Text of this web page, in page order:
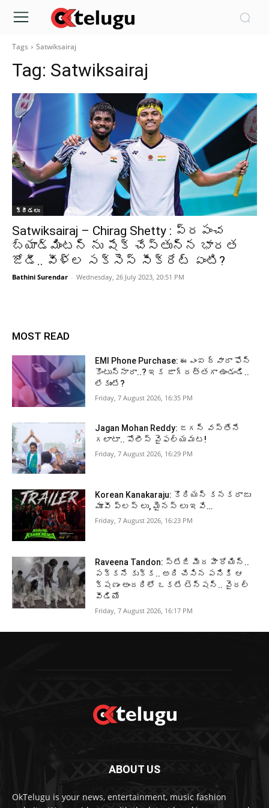
Tags Satwiksairaj
Tag: Satwiksairaj
క్రీడలు
Satwiksairaj – Chirag Shetty : ప్రపంచ
బ్యాడ్మింటన్ ను షేక్ చేస్తున్న భారత
జోడీ.. వీళ్ల సక్సెస్ సీక్రేట్ ఏంటి?
Bathini Surendar - Wednesday, 26 July 2023, 20:51 PM
MOST READ
EMI Phone Purchase: ఈఎంఐ ద్వారా ఫోన్
కొంటున్నారా..? ఇక జాగ్రత్తగా ఉండండి..
లేకుంటే?
Friday, 7 August 2026, 16:35 PM
Jagan Mohan Reddy: జగన్ వస్తేనే
గలాటా.. పోలీస్ వైఫల్యమట!
Friday, 7 August 2026, 16:29 PM
Korean Kanakaraju: కొరియన్ కనకరాజు
మూవీ ప్లస్ లు, మైనస్ లు ఇవే…
Friday, 7 August 2026, 16:23 PM
Raveena Tandon: స్టేజి మీద హీరోయిన్..
పక్కనే కుక్క.. అది చేసిన పనికి ఆ
క్షణం అందరిలో ఒకటే టెన్షన్.. వైరల్
వీడియో
Friday, 7 August 2026, 16:17 PM
ABOUT US
OkTelugu is your news, entertainment, music fashion